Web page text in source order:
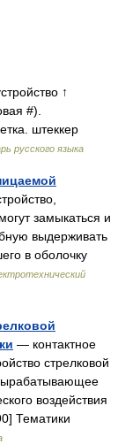
↑
#).
штеккер
русского языка
замыкаться и
выдерживать
в оболочку
— контактное
стрелковой
воздействия
Тематики